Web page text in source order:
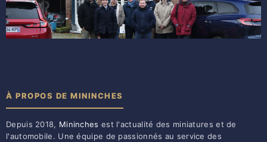
À PROPOS DE MININCHES
Depuis 2018, Mininches est l'actualité des miniatures et de
l'automobile. Une équipe de passionnés au service des